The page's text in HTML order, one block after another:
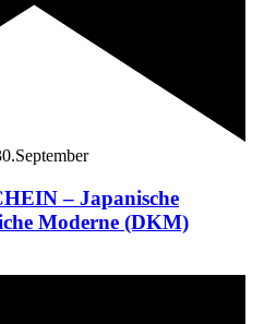
– Japanische
Moderne (DKM)